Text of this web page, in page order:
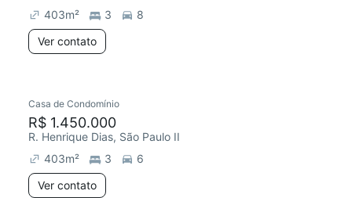
403m² 3
8
Ver contato
Casa de Condomínio
R$ 1.450.000
R. Henrique Dias, São Paulo II
403m² 3
6
Ver contato